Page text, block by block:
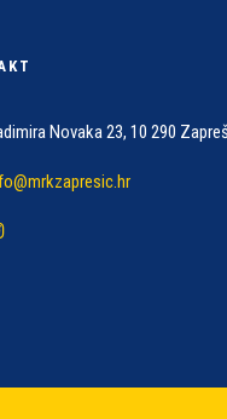
Novaka 23, 10 290